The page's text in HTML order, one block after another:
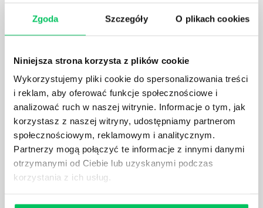
Zgoda Szczegóły O plikach cookies
Niniejsza strona korzysta z plików cookie
Wykorzystujemy pliki cookie do spersonalizowania treści
i reklam, aby oferować funkcje społecznościowe i
analizować ruch w naszej witrynie. Informacje o tym, jak
korzystasz z naszej witryny, udostępniamy partnerom
społecznościowym, reklamowym i analitycznym.
Partnerzy mogą połączyć te informacje z innymi danymi
otrzymanymi od Ciebie lub uzyskanymi podczas
korzystania z ich usług.
mniejszej) firmie pojęcie związane z realizacją
projektów biznesowych. Z pewnością każda osoba
zatrudniona w takim miejscu choć raz się z nim
spotkała.